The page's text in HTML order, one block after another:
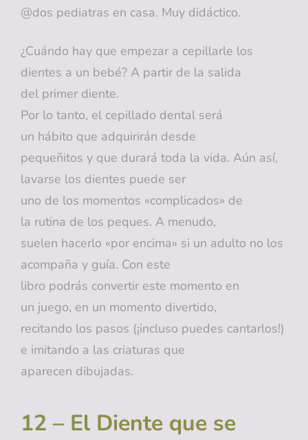
@dos pediatras en casa. Muy didáctico.
¿Cuándo hay que empezar a cepillarle los
dientes a un bebé? A partir de la salida
del primer diente.
Por lo tanto, el cepillado dental será
un hábito que adquirirán desde
pequeñitos y que durará toda la vida. Aún así,
lavarse los dientes puede ser
uno de los momentos «complicados» de
la rutina de los peques. A menudo,
suelen hacerlo «por encima» si un adulto no los
acompaña y guía. Con este
libro podrás convertir este momento en
un juego, en un momento divertido,
recitando los pasos (¡incluso puedes cantarlos!)
e imitando a las criaturas que
aparecen dibujadas.
12 – El Diente que se